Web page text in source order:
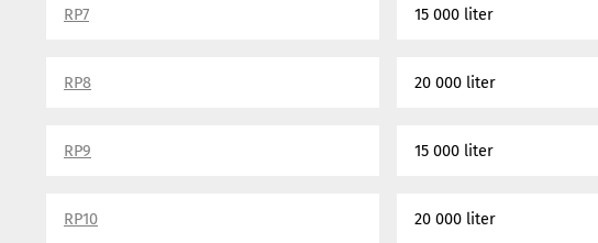
RP7 15 000 liter
RP8 20 000 liter
RP9 15 000 liter
RP10 20 000 liter